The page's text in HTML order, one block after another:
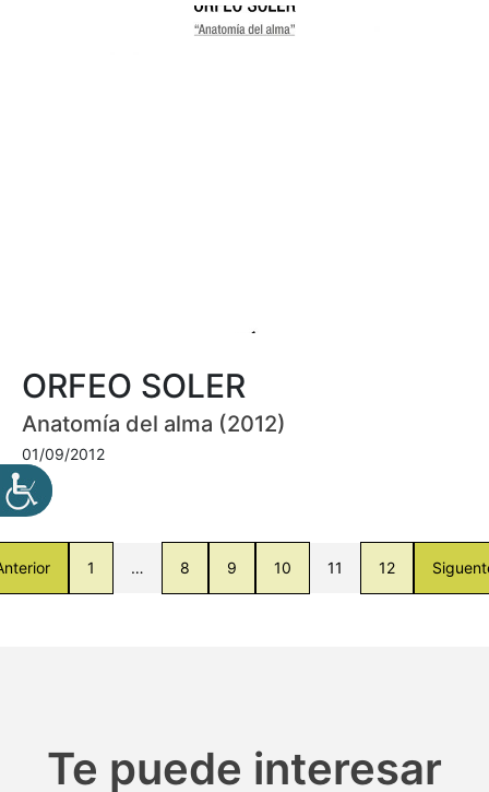
ORFEO SOLER
Anatomía del alma (2012)
01/09/2012
1 … 8 9 10 11 12
Te puede interesar